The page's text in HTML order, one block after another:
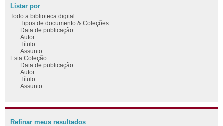
Listar por
Todo a biblioteca digital
Tipos de documento & Coleções
Data de publicação
Autor
Título
Assunto
Esta Coleção
Data de publicação
Autor
Título
Assunto
Refinar meus resultados